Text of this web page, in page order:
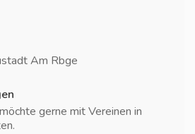
Am Rbge
gerne mit Vereinen in